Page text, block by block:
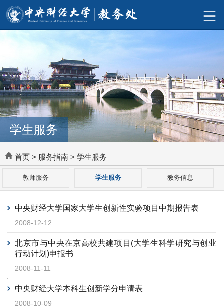
学生服务
首页 > 服务指南 > 学生服务
教师服务 学生服务 教务信息
中央财经大学国家大学生创新性实验项目中期报告表
2008-12-12
北京市与中央在京高校共建项目(大学生科学研究与创业
行动计划)申报书
2008-11-11
中央财经大学本科生创新学分申请表
2008-10-09